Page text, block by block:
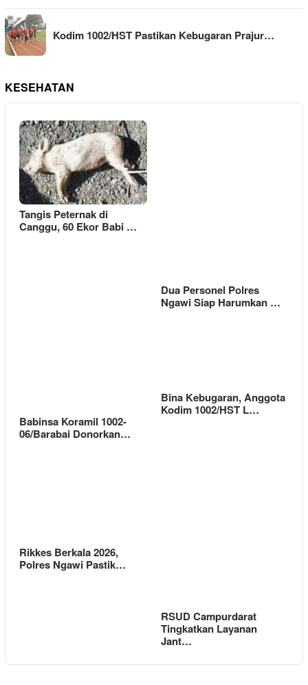
Kodim 1002/HST Pastikan Kebugaran Prajur…
KESEHATAN
Tangis Peternak di
Canggu, 60 Ekor Babi …
Dua Personel Polres
Ngawi Siap Harumkan …
Babinsa Koramil 1002-
06/Barabai Donorkan…
Bina Kebugaran, Anggota
Kodim 1002/HST L…
Rikkes Berkala 2026,
Polres Ngawi Pastik…
RSUD Campurdarat
Tingkatkan Layanan
Jant…